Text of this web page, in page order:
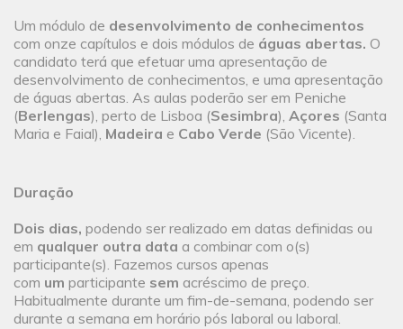
Um módulo de desenvolvimento de conhecimentos
com onze capítulos e dois módulos de águas abertas. O
candidato terá que efetuar uma apresentação de
desenvolvimento de conhecimentos, e uma apresentação
de águas abertas. As aulas poderão ser em Peniche
(Berlengas), perto de Lisboa (Sesimbra), Açores (Santa
Maria e Faial), Madeira e Cabo Verde (São Vicente).
Duração
Dois dias, podendo ser realizado em datas definidas ou
em qualquer outra data a combinar com o(s)
participante(s). Fazemos cursos apenas
com um participante sem acréscimo de preço.
Habitualmente durante um fim-de-semana, podendo ser
durante a semana em horário pós laboral ou laboral.